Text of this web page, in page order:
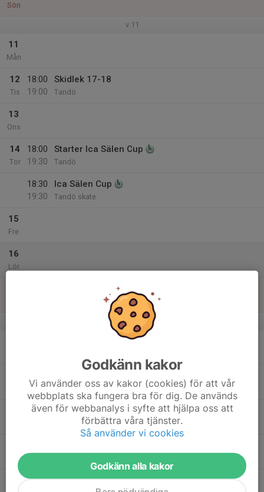
Sön
v.11
11
Mån
12
Tis
18:00
19:00
Skidlek 17-18
Tandö
13
Ons
14
Tor
18:00
19:30
Starter Ica Sälen Cup
Tandö
18:30
19:30
Ica Sälen Cup
Tandö skate
15
Fre
16
Lör
v.12
19:00
Tandö
Tor
17:30
Tidtagning Ica Sälen Cup
Godkänn kakor
Vi använder oss av kakor (cookies) för att vår
webbplats ska fungera bra för dig. De används
även för webbanalys i syfte att hjälpa oss att
förbättra våra tjänster.
Så använder vi cookies
Godkänn alla kakor